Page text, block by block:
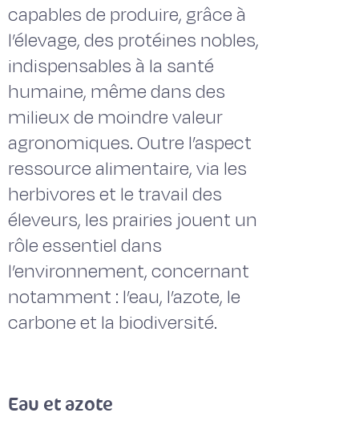
capables de produire, grâce à
l’élevage, des protéines nobles,
indispensables à la santé
humaine, même dans des
milieux de moindre valeur
agronomiques. Outre l’aspect
ressource alimentaire, via les
herbivores et le travail des
éleveurs, les prairies jouent un
rôle essentiel dans
l’environnement, concernant
notamment : l’eau, l’azote, le
carbone et la biodiversité.
Eau et azote